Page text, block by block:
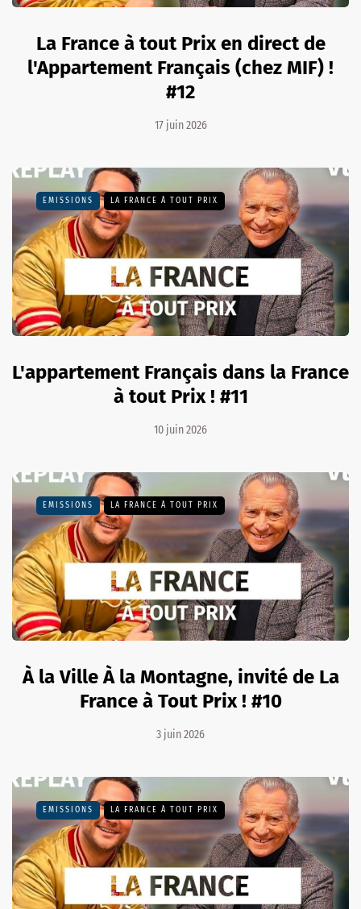
La France à tout Prix en direct de
l'Appartement Français (chez MIF) !
#12
17 juin 2026
EMISSIONS LA FRANCE À TOUT PRIX
L'appartement Français dans la France
à tout Prix ! #11
10 juin 2026
EMISSIONS LA FRANCE À TOUT PRIX
À la Ville À la Montagne, invité de La
France à Tout Prix ! #10
3 juin 2026
EMISSIONS LA FRANCE À TOUT PRIX